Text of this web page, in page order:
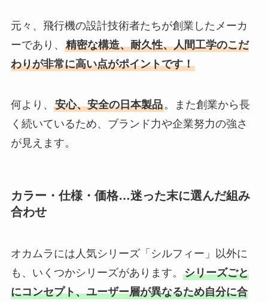
元々、飛行機の設計技術者たちが創業したメーカ
ーであり、 精密な構造、耐久性、人間工学のこだ
わりが非常に高い点がポイントです！
何より、 安心、安全の日本製品。また創業から長
く続いているため、ブランド力や企業努力の強さ
が見えます。
カラー・仕様・価格…迷った末に選んだ組み
合わせ
オカムラには人気シリーズ「シルフィー」以外に
も、いくつかシリーズがあります。 シリーズごと
にコンセプト、ユーザー層が異なるため自分に合